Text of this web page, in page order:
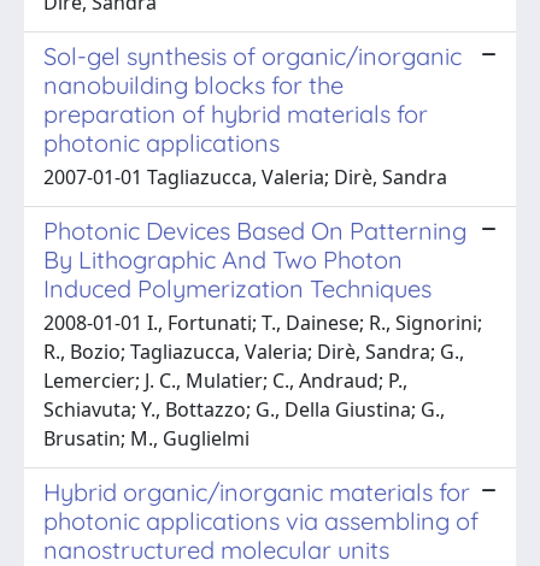
Sol-gel synthesis of organic/inorganic
nanobuilding blocks for the
preparation of hybrid materials for
photonic applications
2007-01-01 Tagliazucca, Valeria; Dirè, Sandra
Photonic Devices Based On Patterning
By Lithographic And Two Photon
Induced Polymerization Techniques
2008-01-01 I., Fortunati; T., Dainese; R., Signorini;
R., Bozio; Tagliazucca, Valeria; Dirè, Sandra; G.,
Lemercier; J. C., Mulatier; C., Andraud; P.,
Schiavuta; Y., Bottazzo; G., Della Giustina; G.,
Brusatin; M., Guglielmi
Hybrid organic/inorganic materials for
photonic applications via assembling of
nanostructured molecular units